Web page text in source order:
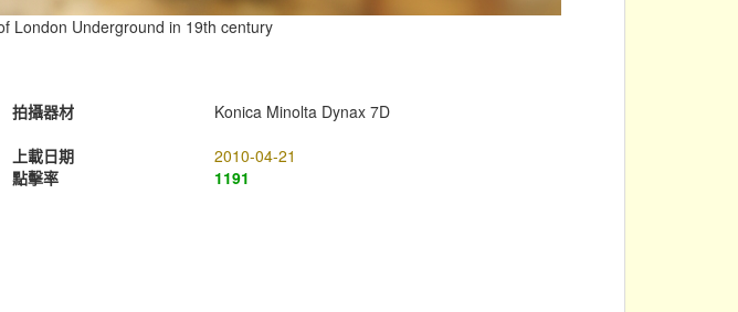
London Underground in 19th century
拍攝器材
Konica Minolta Dynax 7D
上載日期
2010-04-21
點擊率
1191